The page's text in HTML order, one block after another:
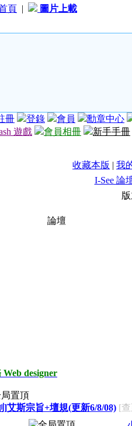
頁 | 圖片上載
冊 登錄 會員
勳章中心
遊戲
會員相冊 新手手冊
收藏本版 | 我
I-See 論
論壇
designer
]艾斯宗旨+壇規(更新6/8/08) [